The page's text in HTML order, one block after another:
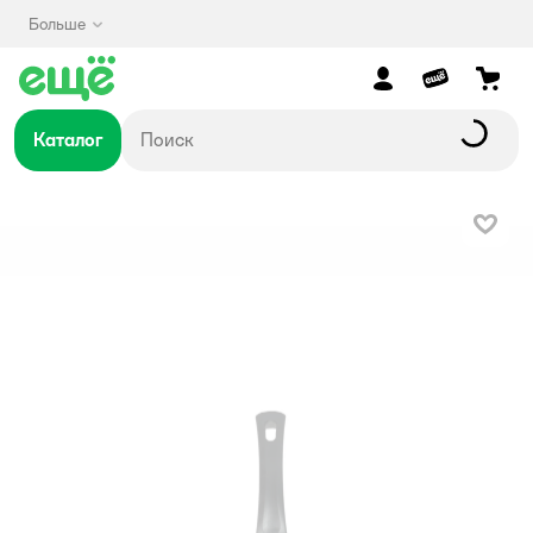
Больше
Каталог
В